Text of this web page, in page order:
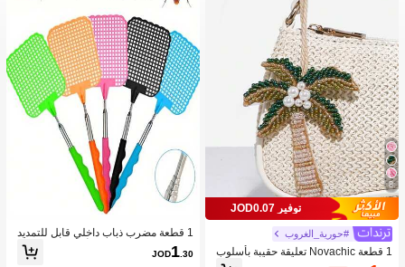
8
توفير JOD0.07
#حورية_الغروب
1 قطعة Novachic تعليقة حقيبة بأسلوب
العطلات مزينة بالخرز على شكل نجمة الب
1 قطعة مضرب ذباب داخلي قابل للتمديد
من الفولاذ المقاوم للصدأ، مقبض PVC م
ضاد للانزلاق، مضرب بعوض من البولي بر
JOD1.30